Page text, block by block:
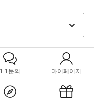
1:1문의 마이페이지